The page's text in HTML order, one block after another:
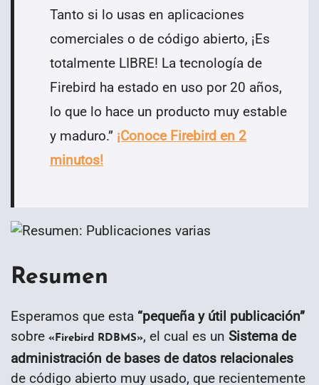
Tanto si lo usas en aplicaciones
comerciales o de código abierto, ¡Es
totalmente LIBRE! La tecnología de
Firebird ha estado en uso por 20 años,
lo que lo hace un producto muy estable
y maduro.” ¡Conoce Firebird en 2
minutos!
Resumen
Esperamos que esta “pequeña y útil publicación”
sobre «Firebird RDBMS», el cual es un Sistema de
administración de bases de datos relacionales
de código abierto muy usado, que recientemente